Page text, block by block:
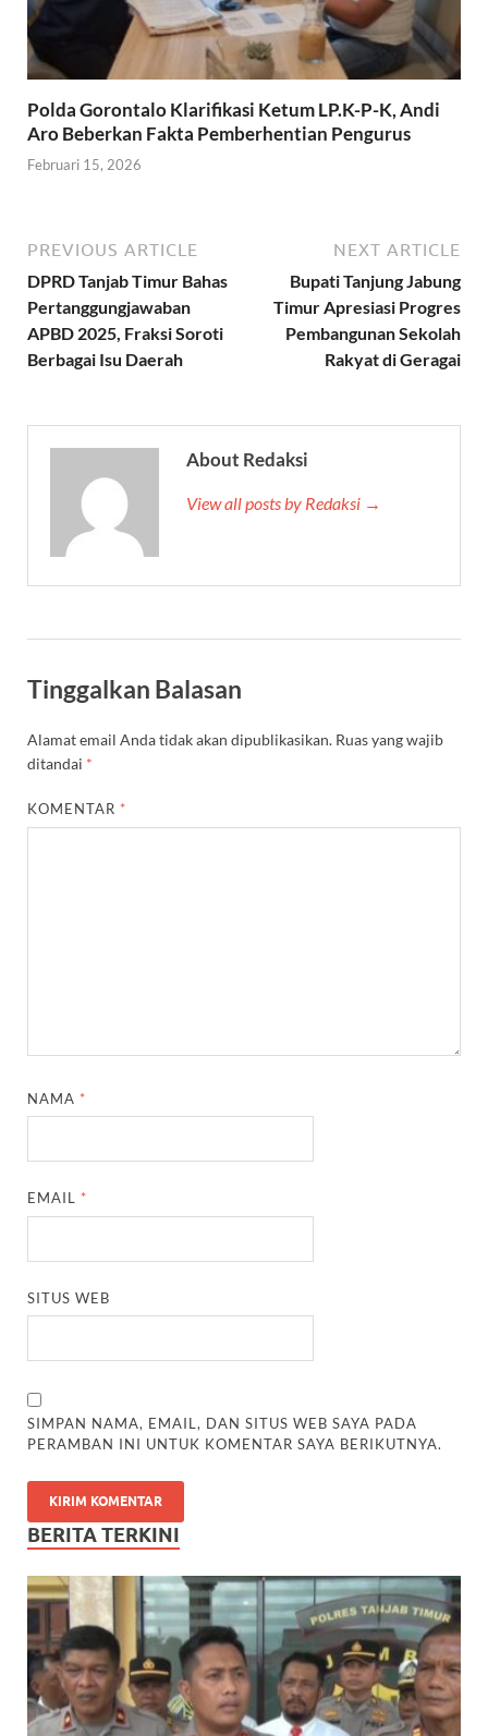
Polda Gorontalo Klarifikasi Ketum LP.K-P-K, Andi
Aro Beberkan Fakta Pemberhentian Pengurus
Februari 15, 2026
PREVIOUS ARTICLE
DPRD Tanjab Timur Bahas
Pertanggungjawaban
APBD 2025, Fraksi Soroti
Berbagai Isu Daerah
NEXT ARTICLE
Bupati Tanjung Jabung
Timur Apresiasi Progres
Pembangunan Sekolah
Rakyat di Geragai
About Redaksi
View all posts by Redaksi →
Tinggalkan Balasan
Alamat email Anda tidak akan dipublikasikan. Ruas yang wajib
ditandai *
KOMENTAR *
NAMA *
EMAIL *
SITUS WEB
SIMPAN NAMA, EMAIL, DAN SITUS WEB SAYA PADA
PERAMBAN INI UNTUK KOMENTAR SAYA BERIKUTNYA.
BERITA TERKINI